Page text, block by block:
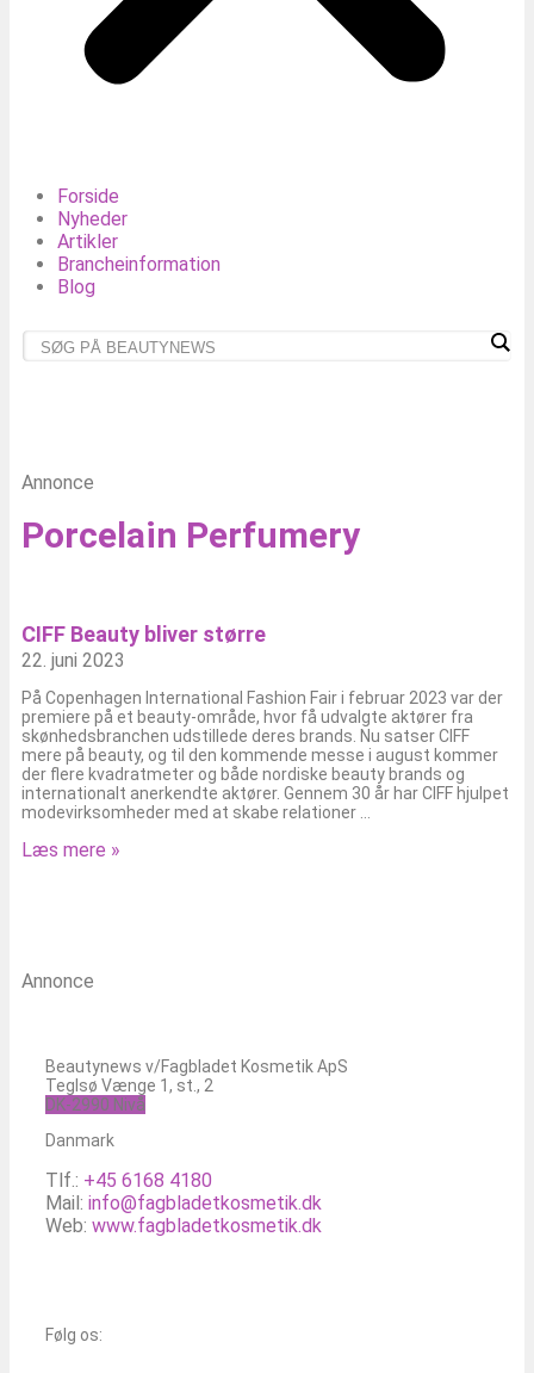
Forside
Nyheder
Artikler
Brancheinformation
Blog
Annonce
Porcelain Perfumery
CIFF Beauty bliver større
22. juni 2023
På Copenhagen International Fashion Fair i februar 2023 var der
premiere på et beauty-område, hvor få udvalgte aktører fra
skønhedsbranchen udstillede deres brands. Nu satser CIFF
mere på beauty, og til den kommende messe i august kommer
der flere kvadratmeter og både nordiske beauty brands og
internationalt anerkendte aktører. Gennem 30 år har CIFF hjulpet
modevirksomheder med at skabe relationer
Læs mere »
Annonce
Beautynews v/Fagbladet Kosmetik ApS
Teglsø Vænge 1, st., 2
DK-2990 Nivå
Danmark
Tlf.: +45 6168 4180
Mail: info@fagbladetkosmetik.dk
Web: www.fagbladetkosmetik.dk
Følg os: